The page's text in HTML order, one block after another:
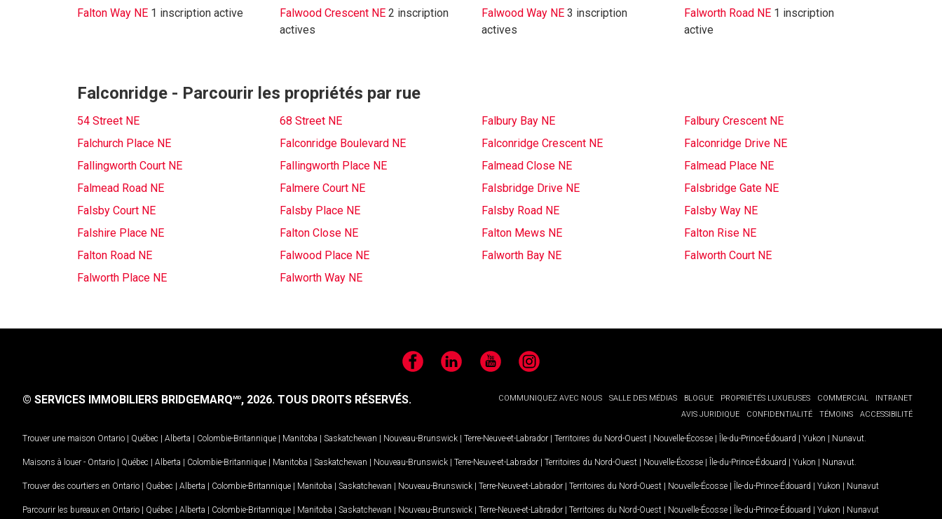
Falton Way NE 1 inscription active Falwood Crescent NE 2 inscription
actives
Falwood Way NE 3 inscription
actives
Falworth Road NE 1 inscription
active
Falconridge - Parcourir les propriétés par rue
54 Street NE 68 Street NE Falbury Bay NE
Falbury Crescent NE
Falchurch Place NE
Falconridge Boulevard NE Falconridge Crescent NE
Falconridge Drive NE
Fallingworth Court NE
Fallingworth Place NE Falmead Close NE
Falmead Place NE
Falmead Road NE
Falmere Court NE Falsbridge Drive NE
Falsbridge Gate NE
Falsby Court NE
Falsby Place NE Falsby Road NE
Falsby Way NE
Falshire Place NE
Falton Close NE Falton Mews NE
Falton Rise NE
Falton Road NE
Falwood Place NE Falworth Bay NE
Falworth Court NE
Falworth Place NE
Falworth Way NE
FacebookLinkedIn YouTubeInstagram
COMMUNIQUEZ AVEC NOUS SALLE DES MÉDIAS BLOGUE PROPRIÉTÉS LUXUEUSES COMMERCIAL
INTRANET
AVIS JURIDIQUE
CONFIDENTIALITÉ TÉMOINS ACCESSIBILITÉ
© SERVICES IMMOBILIERS BRIDGEMARQMD, 2026. TOUS DROITS RÉSERVÉS.
Trouver une maison Ontario | Québec | Alberta | Colombie-Britannique | Manitoba | Saskatchewan | Nouveau-Brunswick | Terre-Neuve-et-Labrador | Territoires du Nord-Ouest | Nouvelle-Écosse | Île-du-Prince-Édouard | Yukon | Nunavut
Maisons à louer - Ontario | Québec | Alberta | Colombie-Britannique | Manitoba | Saskatchewan | Nouveau-Brunswick | Terre-Neuve-et-Labrador | Territoires du Nord-Ouest | Nouvelle-Écosse | Île-du-Prince-Édouard | Yukon | Nunavut
Trouver des courtiers en Ontario | Québec | Alberta | Colombie-Britannique | Manitoba | Saskatchewan | Nouveau-Brunswick | Terre-Neuve-et-Labrador | Territoires du Nord-Ouest | Nouvelle-Écosse | Île-du-Prince-Édouard | Yukon | Nunavut
Parcourir les bureaux en Ontario | Québec | Alberta | Colombie-Britannique | Manitoba | Saskatchewan | Nouveau-Brunswick | Terre-Neuve-et-Labrador | Territoires du Nord-Ouest | Nouvelle-Écosse | Île-du-Prince-Édouard | Yukon | Nunavut